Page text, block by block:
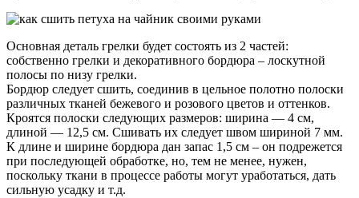
Основная деталь грелки будет состоять из 2 частей:
собственно грелки и декоративного бордюра – лоскутной
полосы по низу грелки.
Бордюр следует сшить, соединив в цельное полотно полоски
различных тканей бежевого и розового цветов и оттенков.
Кроятся полоски следующих размеров: ширина — 4 см,
длиной — 12,5 см. Сшивать их следует швом шириной 7 мм.
К длине и ширине бордюра дан запас 1,5 см – он подрежется
при последующей обработке, но, тем не менее, нужен,
поскольку ткани в процессе работы могут уработаться, дать
сильную усадку и т.д.